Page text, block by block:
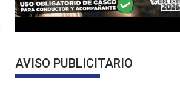
AVISO PUBLICITARIO